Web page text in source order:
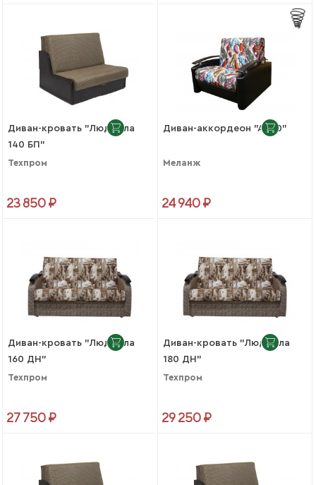
Диван-кровать "Людмила
140 БП"
Техпром
23 850 ₽
Диван-аккордеон "АК80"
Меланж
24 940 ₽
Диван-кровать "Людмила
160 ДН"
Техпром
27 750 ₽
Диван-кровать "Людмила
180 ДН"
Техпром
29 250 ₽